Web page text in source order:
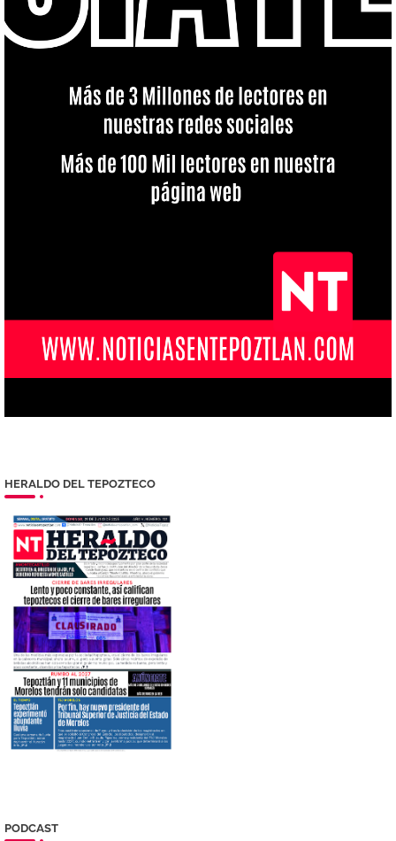
HERALDO DEL TEPOZTECO
PODCAST